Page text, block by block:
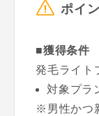
ポイ
■獲得条件
発毛ライト
対象プラ
※男性かつ